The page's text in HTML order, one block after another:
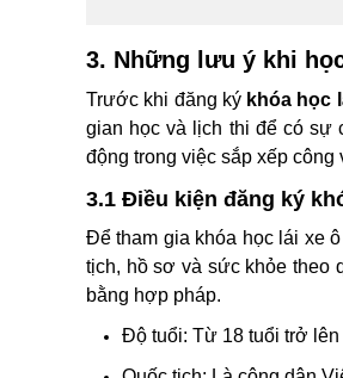
3. Những lưu ý khi
Trước khi đăng ký khóa học
gian học và lịch thi để có sự
động trong việc sắp xếp
3.1 Điều kiện đăng ký
Để tham gia khóa học lái xe
tịch, hồ sơ và sức khỏe theo
bằng hợp pháp.
Độ tuổi: Từ 18 tuổi trở